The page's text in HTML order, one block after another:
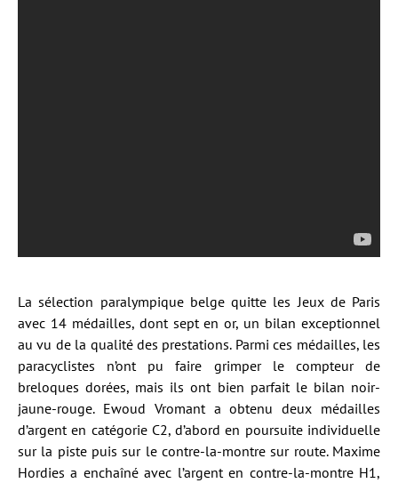
La sélection paralympique belge quitte les Jeux de Paris
avec 14 médailles, dont sept en or, un bilan exceptionnel
au vu de la qualité des prestations. Parmi ces médailles, les
paracyclistes n’ont pu faire grimper le compteur de
breloques dorées, mais ils ont bien parfait le bilan noir-
jaune-rouge. Ewoud Vromant a obtenu deux médailles
d’argent en catégorie C2, d’abord en poursuite individuelle
sur la piste puis sur le contre-la-montre sur route. Maxime
Hordies a enchaîné avec l’argent en contre-la-montre H1,